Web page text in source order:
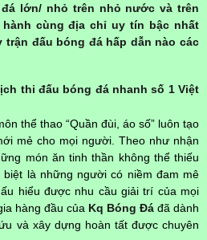
lớn/ nhỏ trên nhỏ nước và trên
cùng địa chỉ uy tín bậc nhất
đấu bóng đá hấp dẫn nào các
thi đấu bóng đá nhanh số 1 Việt
thể thao “Quần đùi, áo số” luôn tạo
mẻ cho mọi người. Theo như nhận
món ăn tinh thần không thể thiếu
là những người có niềm đam mê
hiểu được nhu cầu giải trí của mọi
hàng đầu của Kq Bóng Đá đã dành
và xây dựng hoàn tất được chuyên